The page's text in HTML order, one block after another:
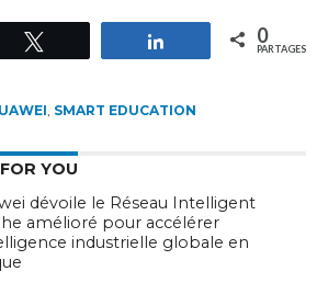
Partagez 0
PARTAGES
, SMART EDUCATION
YOU
dévoile le Réseau Intelligent
amélioré pour accélérer
industrielle globale en